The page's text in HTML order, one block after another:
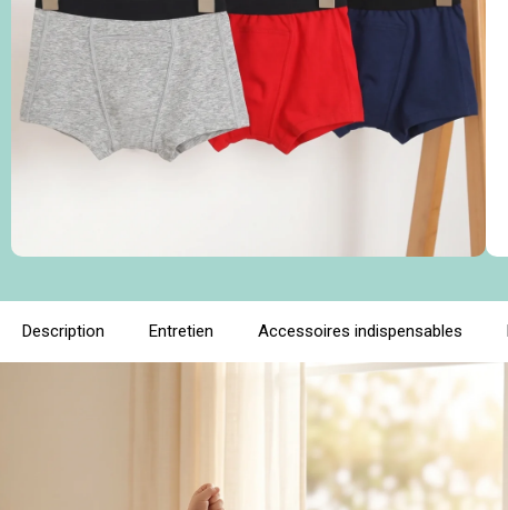
Description Entretien Accessoires indispensables